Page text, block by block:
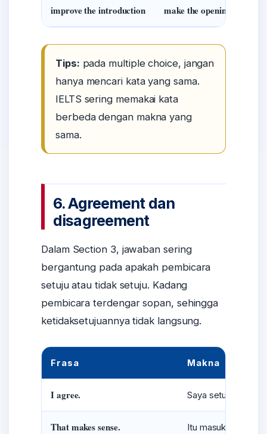
improve the introduction make the opening clearer
Tips: pada multiple choice, jangan
hanya mencari kata yang sama.
IELTS sering memakai kata
berbeda dengan makna yang
sama.
6. Agreement dan
disagreement
Dalam Section 3, jawaban sering
bergantung pada apakah pembicara
setuju atau tidak setuju. Kadang
pembicara terdengar sopan, sehingga
ketidaksetujuannya tidak langsung.
Frasa Makna
I agree. Saya setuju.
That makes sense. Itu masuk akal.